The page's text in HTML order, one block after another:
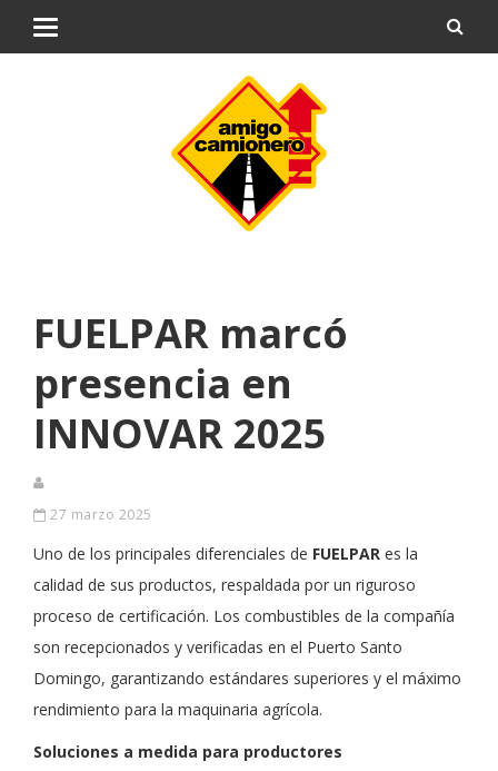
FUELPAR marcó
presencia en
INNOVAR 2025
27 marzo 2025
Uno de los principales diferenciales de FUELPAR es la
calidad de sus productos, respaldada por un riguroso
proceso de certificación. Los combustibles de la compañía
son recepcionados y verificadas en el Puerto Santo
Domingo, garantizando estándares superiores y el máximo
rendimiento para la maquinaria agrícola.
Soluciones a medida para productores